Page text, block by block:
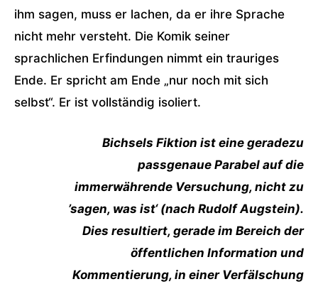
ihm sagen, muss er lachen, da er ihre Sprache
nicht mehr versteht. Die Komik seiner
sprachlichen Erfindungen nimmt ein trauriges
Ende. Er spricht am Ende „nur noch mit sich
selbst“. Er ist vollständig isoliert.
Bichsels Fiktion ist eine geradezu
passgenaue Parabel auf die
immerwährende Versuchung, nicht zu
’sagen, was ist‘ (nach Rudolf Augstein).
Dies resultiert, gerade im Bereich der
öffentlichen Information und
Kommentierung, in einer Verfälschung